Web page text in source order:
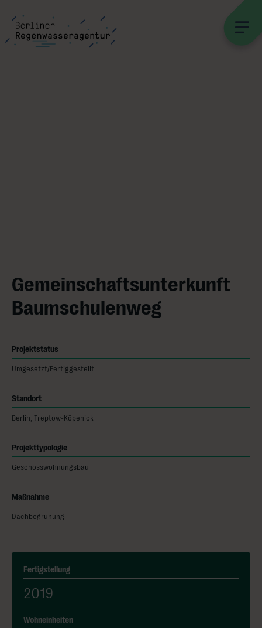
Gemeinschaftsunterkunft
Baumschulenweg
Projektstatus
Umgesetzt/Fertiggestellt
Standort
Berlin, Treptow-Köpenick
Projekttypologie
Geschosswohnungsbau
Maßnahme
Dachbegrünung
Fertigstellung
2019
Wohneinheiten